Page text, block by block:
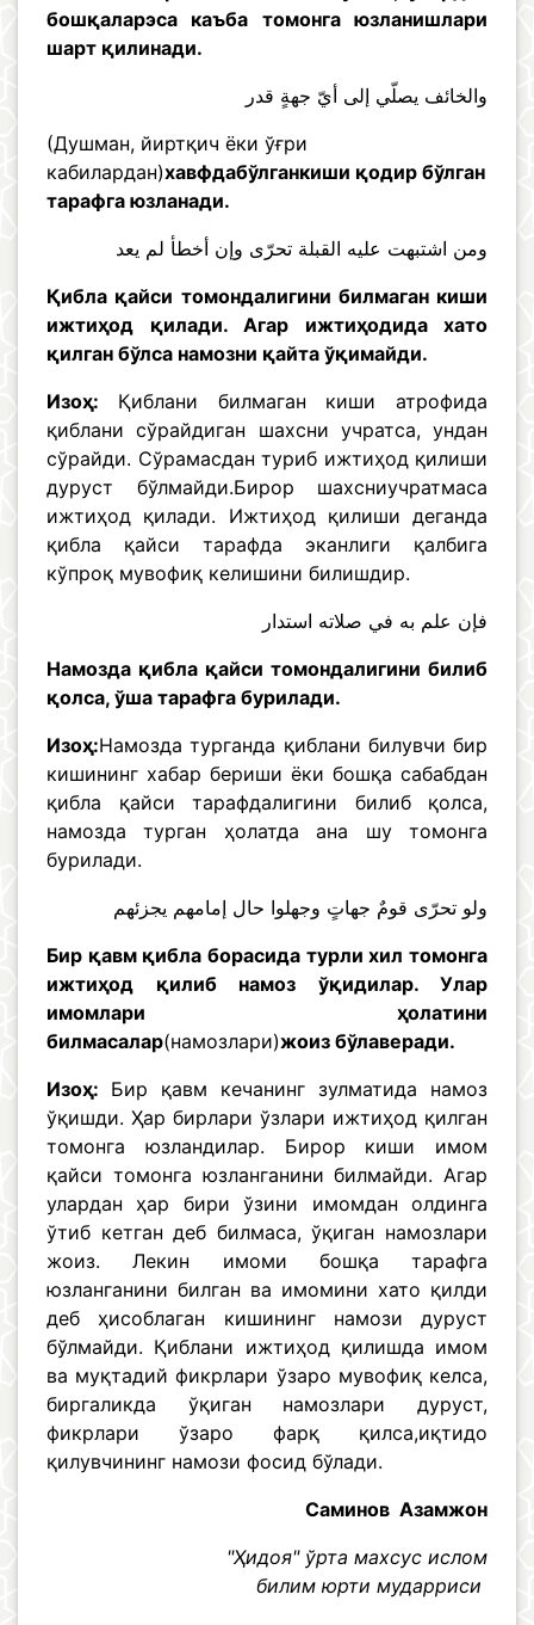
бошқаларэса каъба томонга юзланишлари
шарт қилинади.
والخائف يصلّي إلى أيّ جهةٍ قدر
(Душман, йиртқич ёки ўғри
кабилардан)хавфдабўлганкиши қодир бўлган
тарафга юзланади.
ومن اشتبهت عليه القبلة تحرّى وإن أخطأ لم يعد
Қибла қайси томондалигини билмаган киши
ижтиҳод қилади. Агар ижтиҳодида хато
қилган бўлса намозни қайта ўқимайди.
Изоҳ: Қиблани билмаган киши атрофида
қиблани сўрайдиган шахсни учратса, ундан
сўрайди. Сўрамасдан туриб ижтиҳод қилиши
дуруст бўлмайди.Бирор шахсниучратмаса
ижтиҳод қилади. Ижтиҳод қилиши деганда
қибла қайси тарафда эканлиги қалбига
кўпроқ мувофиқ келишини билишдир.
فإن علم به في صلاته استدار
Намозда қибла қайси томондалигини билиб
қолса, ўша тарафга бурилади.
Изоҳ:Намозда турганда қиблани билувчи бир
кишининг хабар бериши ёки бошқа сабабдан
қибла қайси тарафдалигини билиб қолса,
намозда турган ҳолатда ана шу томонга
бурилади.
ولو تحرّى قومٌ جهاتٍ وجهلوا حال إمامهم يجزئهم
Бир қавм қибла борасида турли хил томонга
ижтиҳод қилиб намоз ўқидилар. Улар
имомлари ҳолатини
билмасалар(намозлари)жоиз бўлаверади.
Изоҳ: Бир қавм кечанинг зулматида намоз
ўқишди. Ҳар бирлари ўзлари ижтиҳод қилган
томонга юзландилар. Бирор киши имом
қайси томонга юзланганини билмайди. Агар
улардан ҳар бири ўзини имомдан олдинга
ўтиб кетган деб билмаса, ўқиган намозлари
жоиз. Лекин имоми бошқа тарафга
юзланганини билган ва имомини хато қилди
деб ҳисоблаган кишининг намози дуруст
бўлмайди. Қиблани ижтиҳод қилишда имом
ва муқтадий фикрлари ўзаро мувофиқ келса,
биргаликда ўқиган намозлари дуруст,
фикрлари ўзаро фарқ қилса,иқтидо
қилувчининг намози фосид бўлади.
Саминов Азамжон
"Ҳидоя" ўрта махсус ислом
билим юрти мударриси